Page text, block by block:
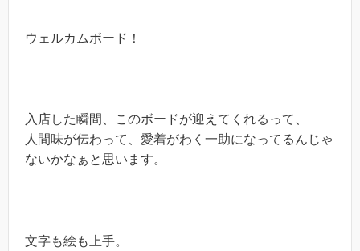
ウェルカムボード！
入店した瞬間、このボードが迎えてくれるって、
人間味が伝わって、愛着がわく一助になってるんじゃ
ないかなぁと思います。
文字も絵も上手。